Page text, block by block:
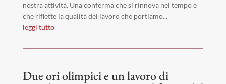
nostra attività. Una conferma che si rinnova nel tempo e
che riflette la qualità del lavoro che portiamo...
leggi tutto
Due ori olimpici e un lavoro di